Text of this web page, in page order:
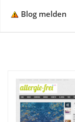
Blog melden